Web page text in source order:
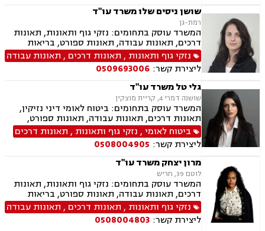
שושן ניסים שלו משרד עו"ד
רמת-גן
המשרד עוסק בתחומים: נזקי גוף ותאונות, תאונות
דרכים, תאונות עבודה, תאונות ספורט, בריאות
הנפש, אובדן כושר עבודה, תאונות תלמידים, תאונות
עקב רשלנות, רשלנות רפואית, רשלנות רפואית-
הריון ולידה, רשלנות רפואית - רפואת שיניים, ביטוח
לאומי
נזקי גוף ותאונות , תאונות דרכים , תאונות עבודה
ליצירת קשר: 0509693006
גלי טל משרד עו"ד
שושנה דמרי 4, קריית מוצקין
המשרד עוסק בתחומים: ביטוח לאומי דיני נזיקין,
תאונות דרכים, תאונות עבודה, תאונות ספורט,
בריאות הנפש אובדן כושר עבודה, תאונות תלמידים,
תאונות עקב רשלנות, צבא ומשרד הביטחון.
ביטוח לאומי, נזקי גוף ותאונות , תאונות דרכים
ליצירת קשר: 0508004905
מרון יצחק משרד עו"ד
לוטם 39, חריש
המשרד עוסק בתחומים: נזקי גוף ותאונות, תאונות
דרכים, תאונות עבודה, תאונות ספורט, בריאות
הנפש, אובדן כושר עבודה תאונות תלמידים, תאונות
עקב רשלנות, רשלנות רפואית, רשלנות רפואית הריון
ולידה, רשלנות רפואית רפואת שיניים
נזקי גוף ותאונות , תאונות דרכים , תאונות עבודה
ליצירת קשר: 0508004803